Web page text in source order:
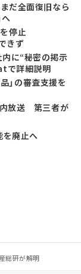
だ全面復旧なら
を停止
きず
に“秘密の掲示
で詳細説明
」の審査支援を
内放送 第三者が
を廃止へ
総研が解明